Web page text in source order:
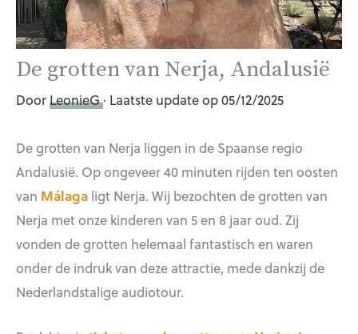
De grotten van Nerja, Andalusië
DoorLeonieG· Laatste update op 05/12/2025
De grotten van Nerja liggen in de Spaanse regio
Andalusië. Op ongeveer 40 minuten rijden ten oosten
van Málaga ligt Nerja. Wij bezochten de grotten van
Nerja met onze kinderen van 5 en 8 jaar oud. Zij
vonden de grotten helemaal fantastisch en waren
onder de indruk van deze attractie, mede dankzij de
Nederlandstalige audiotour.